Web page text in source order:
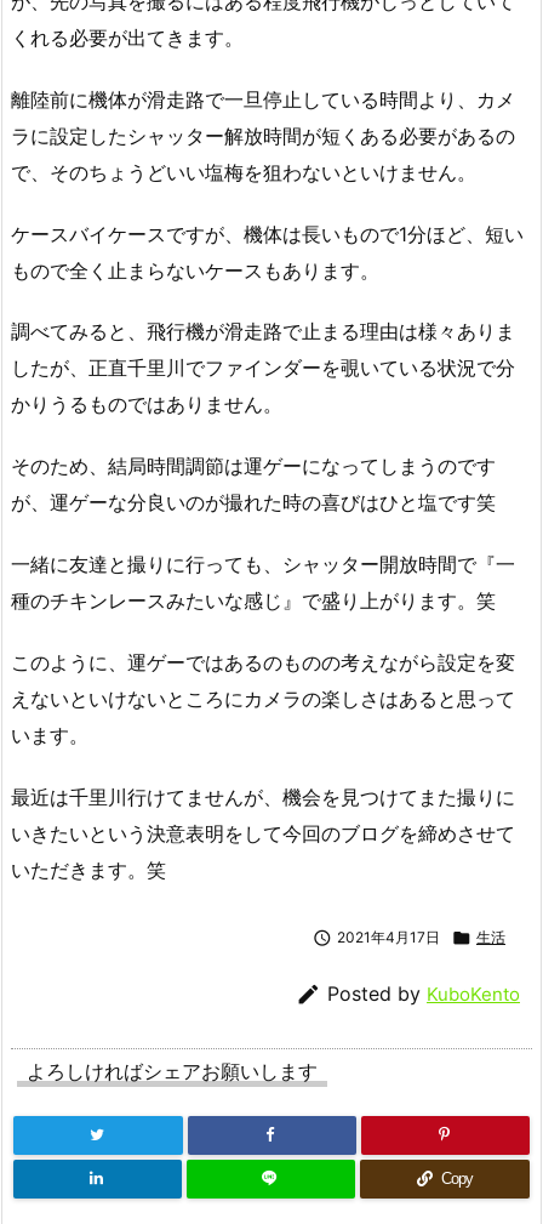
くれる必要が出てきます。
離陸前に機体が滑走路で一旦停止している時間より、カメ
ラに設定したシャッター解放時間が短くある必要があるの
で、そのちょうどいい塩梅を狙わないといけません。
ケースバイケースですが、機体は長いもので1分ほど、短い
もので全く止まらないケースもあります。
調べてみると、飛行機が滑走路で止まる理由は様々ありま
したが、正直千里川でファインダーを覗いている状況で分
かりうるものではありません。
そのため、結局時間調節は運ゲーになってしまうのです
が、運ゲーな分良いのが撮れた時の喜びはひと塩です笑
一緒に友達と撮りに行っても、シャッター開放時間で『一
種のチキンレースみたいな感じ』で盛り上がります。笑
このように、運ゲーではあるのものの考えながら設定を変
えないといけないところにカメラの楽しさはあると思って
います。
最近は千里川行けてませんが、機会を見つけてまた撮りに
いきたいという決意表明をして今回のブログを締めさせて
いただきます。笑
 2021年4月17日  生活
 Posted by KuboKento
よろしければシェアお願いします
Copy